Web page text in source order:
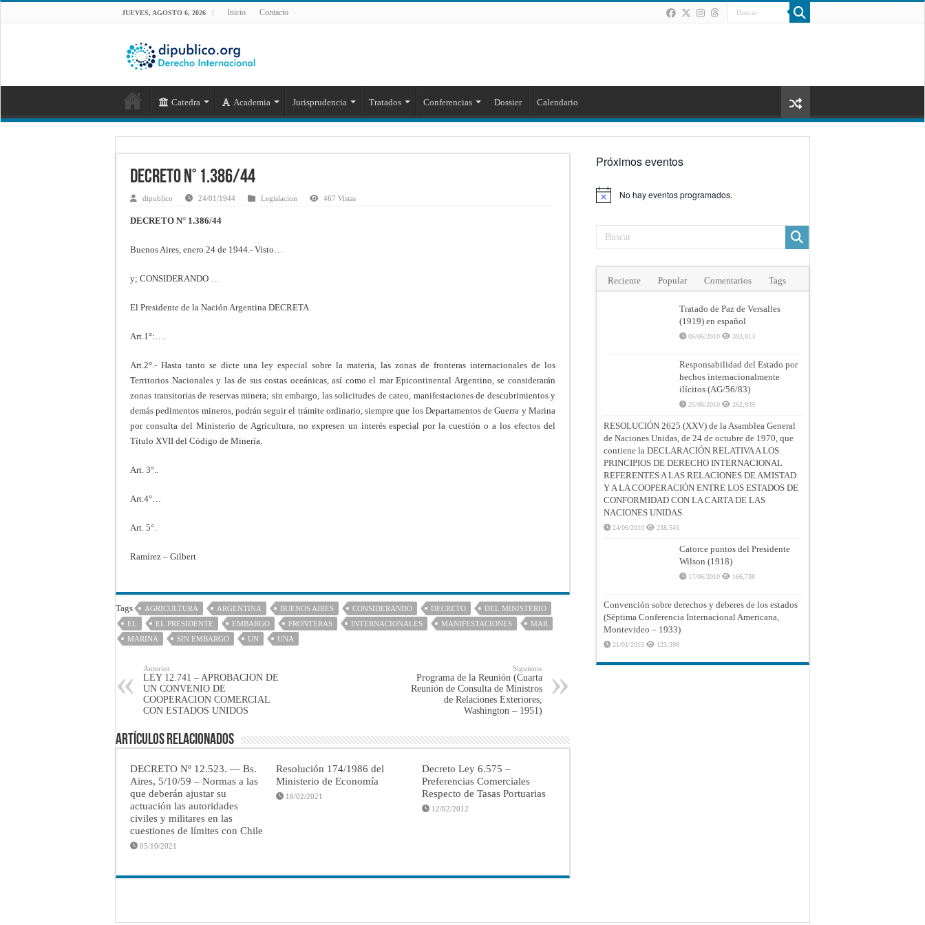
JUEVES, AGOSTO 6, 2026 Inicio Contacto
Catedra Academia Jurisprudencia Tratados Conferencias Dossier Calendario
DECRETO N° 1.386/44
dipublico 24/01/1944 Legislacion 467 Vistas
DECRETO N° 1.386/44
Buenos Aires, enero 24 de 1944.- Visto…
y; CONSIDERANDO …
El Presidente de la Nación Argentina DECRETA
Art.1°:….
Art.2°.- Hasta tanto se dicte una ley especial sobre la materia, las zonas de fronteras internacionales de los
Territorios Nacionales y las de sus costas oceánicas, así como el mar Epicontinental Argentino, se considerarán
zonas transitorias de reservas minera; sin embargo, las solicitudes de cateo, manifestaciones de descubrimientos y
demás pedimentos mineros, podrán seguir el trámite ordinario, siempre que los Departamentos de Guerra y Marina
por consulta del Ministerio de Agricultura, no expresen un interés especial por la cuestión o a los efectos del
Título XVII del Código de Minería.
Art. 3°..
Art.4°…
Art. 5°.
Ramírez – Gilbert
Tags AGRICULTURA ARGENTINA BUENOS AIRES CONSIDERANDO DECRETO
DEL MINISTERIO
EL
EL PRESIDENTE EMBARGO FRONTERAS INTERNACIONALES MANIFESTACIONES
MAR
MARINA
SIN EMBARGO UN UNA
Anterior
LEY 12.741 – APROBACION DE
UN CONVENIO DE
COOPERACION COMERCIAL
CON ESTADOS UNIDOS
Siguiente
Programa de la Reunión (Cuarta
Reunión de Consulta de Ministros
de Relaciones Exteriores,
Washington – 1951)
Artículos Relacionados
DECRETO Nº 12.523. — Bs.
Aires, 5/10/59 – Normas a las
que deberán ajustar su
actuación las autoridades
civiles y militares en las
cuestiones de límites con Chile
05/10/2021
Resolución 174/1986 del
Ministerio de Economía
18/02/2021
Decreto Ley 6.575 –
Preferencias Comerciales
Respecto de Tasas Portuarias
12/02/2012
Próximos eventos
Aviso No hay eventos programados.
Reciente Popular Comentarios Tags
Tratado de Paz de Versalles
(1919) en español
06/06/2010 393,813
Responsabilidad del Estado por
hechos internacionalmente
ilícitos (AG/56/83)
25/06/2010 262,939
RESOLUCIÓN 2625 (XXV) de la Asamblea General
de Naciones Unidas, de 24 de octubre de 1970, que
contiene la DECLARACIÓN RELATIVA A LOS
PRINCIPIOS DE DERECHO INTERNACIONAL
REFERENTES A LAS RELACIONES DE AMISTAD
Y A LA COOPERACIÓN ENTRE LOS ESTADOS DE
CONFORMIDAD CON LA CARTA DE LAS
NACIONES UNIDAS
24/06/2010 238,545
Catorce puntos del Presidente
Wilson (1918)
17/06/2010 166,738
Convención sobre derechos y deberes de los estados
(Séptima Conferencia Internacional Americana,
Montevideo – 1933)
21/01/2013 123,398